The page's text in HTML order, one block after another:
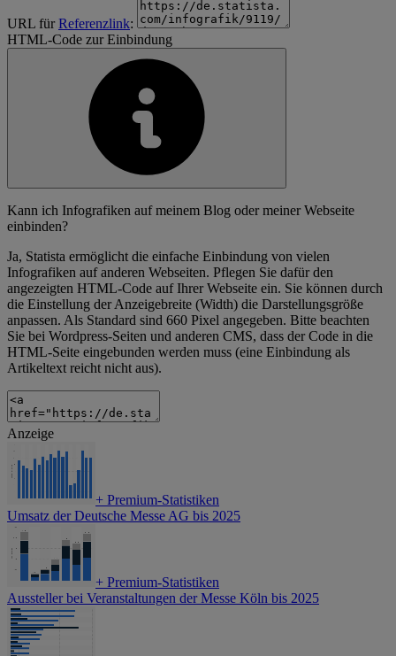
URL fürReferenzlink:
HTML-Code zur Einbindung
Kann ich Infografiken auf meinem Blog oder meiner Webseite
einbinden?
Ja, Statista ermöglicht die einfache Einbindung von vielen
Infografiken auf anderen Webseiten. Pflegen Sie dafür den
angezeigten HTML-Code auf Ihrer Webseite ein. Sie können durch
die Einstellung der Anzeigebreite (Width) die Darstellungsgröße
anpassen. Als Standard sind 660 Pixel angegeben. Bitte beachten
Sie bei Wordpress-Seiten und anderen CMS, dass der Code in die
HTML-Seite eingebunden werden muss (eine Einbindung als
Artikeltext reicht nicht aus).
Anzeige
+ Premium-Statistiken
Umsatz der Deutsche Messe AG bis 2025
+ Premium-Statistiken
Aussteller bei Veranstaltungen der Messe Köln bis 2025